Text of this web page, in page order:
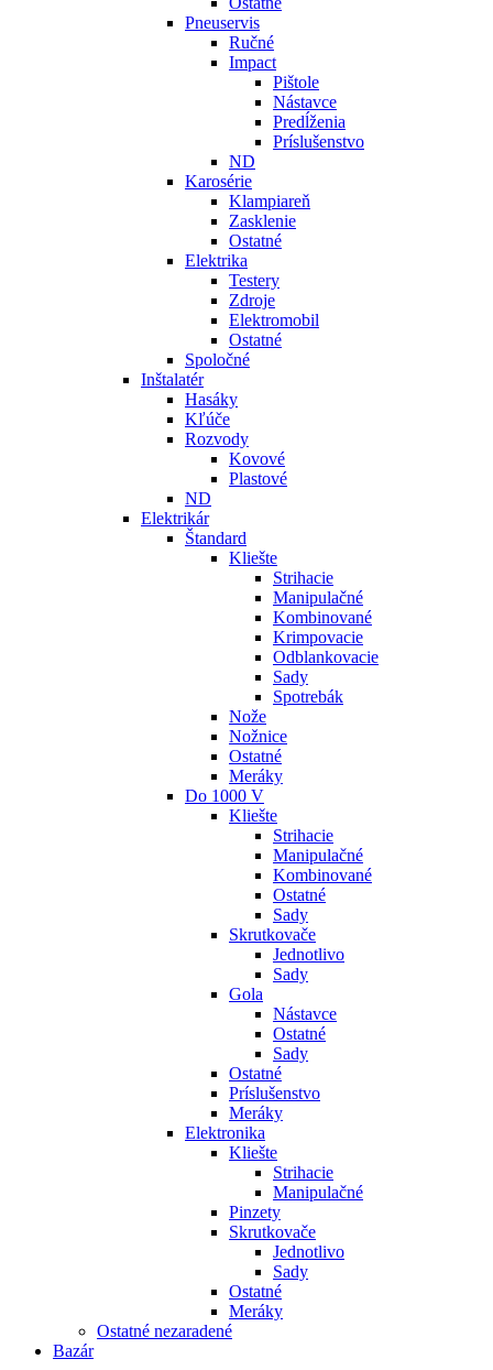
Pneuservis
Ručné
Impact
Pištole
Nástavce
Predĺženia
Príslušenstvo
ND
Karosérie
Klampiareň
Zasklenie
Ostatné
Elektrika
Testery
Zdroje
Elektromobil
Ostatné
Spoločné
Inštalatér
Hasáky
Kľúče
Rozvody
Kovové
Plastové
ND
Elektrikár
Štandard
Kliešte
Strihacie
Manipulačné
Kombinované
Krimpovacie
Odblankovacie
Sady
Spotrebák
Nože
Nožnice
Ostatné
Meráky
Do 1000 V
Kliešte
Strihacie
Manipulačné
Kombinované
Ostatné
Sady
Skrutkovače
Jednotlivo
Sady
Gola
Nástavce
Ostatné
Sady
Ostatné
Príslušenstvo
Meráky
Elektronika
Kliešte
Strihacie
Manipulačné
Pinzety
Skrutkovače
Jednotlivo
Sady
Ostatné
Meráky
Ostatné nezaradené
Bazár